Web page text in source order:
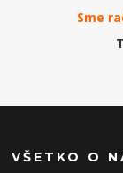
Sme
VŠETKO O